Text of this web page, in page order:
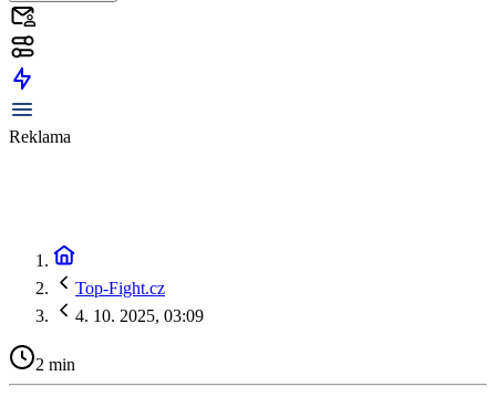
Reklama
Top-Fight.cz
4. 10. 2025, 03:09
2 min